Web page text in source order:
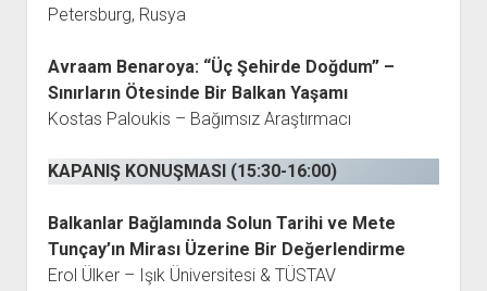
Petersburg, Rusya
Avraam Benaroya: “Üç Şehirde Doğdum” –
Sınırların Ötesinde Bir Balkan Yaşamı
Kostas Paloukis – Bağımsız Araştırmacı
KAPANIŞ KONUŞMASI (15:30-16:00)
Balkanlar Bağlamında Solun Tarihi ve Mete
Tunçay’ın Mirası Üzerine Bir Değerlendirme
Erol Ülker – Işık Üniversitesi & TÜSTAV